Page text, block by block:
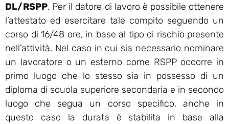
DL/RSPP. Per il datore di lavoro è possibile ottenere
l’attestato ed esercitare tale compito seguendo un
corso di 16/48 ore, in base al tipo di rischio presente
nell’attività. Nel caso in cui sia necessario nominare
un lavoratore o un esterno come RSPP occorre in
primo luogo che lo stesso sia in possesso di un
diploma di scuola superiore secondaria e in secondo
luogo che segua un corso specifico, anche in
questo caso la durata è stabilita in base alla